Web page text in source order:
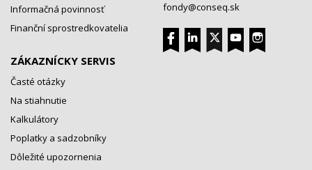
Informačná povinnosť
Finanční sprostredkovatelia
ZÁKAZNÍCKY SERVIS
Časté otázky
Na stiahnutie
Kalkulátory
Poplatky a sadzobníky
Dôležité upozornenia
fondy@conseq.sk